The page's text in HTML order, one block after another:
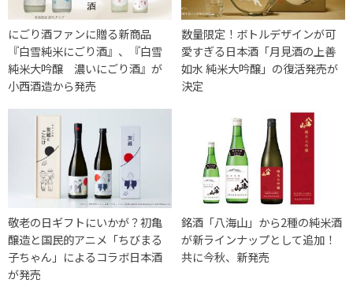
にごり酒ファンに贈る新商品
『白雪純米にごり酒』、『白雪
純米大吟醸 濃いにごり酒』が
小西酒造から発売
数量限定！ボトルデザインが可
愛すぎる日本酒「月見酒の上善
如水 純米大吟醸」の復活発売が
決定
敬老の日ギフトにいかが？初亀
醸造と国民的アニメ「ちびまる
子ちゃん」によるコラボ日本酒
が発売
銘酒「八海山」から2種の純米酒
が新ラインナップとして追加！
共に今秋、新発売